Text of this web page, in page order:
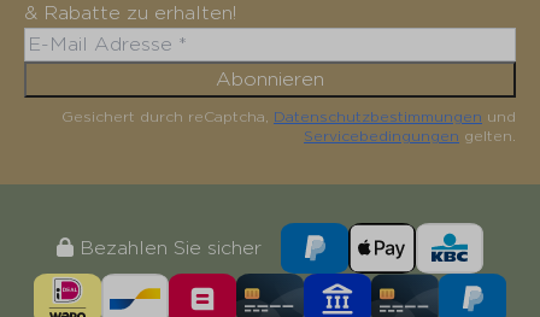
& Rabatte zu erhalten!
Abonnieren
Gesichert durch reCaptcha, Datenschutzbestimmungen und
Servicebedingungen gelten.
Bezahlen Sie sicher